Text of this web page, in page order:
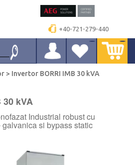
+40-721-279-440
> Invertor BORRI IMB 30 kVA
30 kVA
Industrial robust cu
si bypass static